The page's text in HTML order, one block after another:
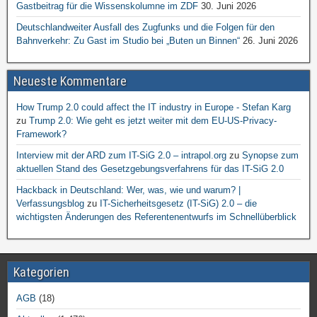
Gastbeitrag für die Wissenskolumne im ZDF 30. Juni 2026
Deutschlandweiter Ausfall des Zugfunks und die Folgen für den
Bahnverkehr: Zu Gast im Studio bei „Buten un Binnen“ 26. Juni 2026
Neueste Kommentare
How Trump 2.0 could affect the IT industry in Europe - Stefan Karg
zu Trump 2.0: Wie geht es jetzt weiter mit dem EU-US-Privacy-
Framework?
Interview mit der ARD zum IT-SiG 2.0 – intrapol.org zu Synopse zum
aktuellen Stand des Gesetzgebungsverfahrens für das IT-SiG 2.0
Hackback in Deutschland: Wer, was, wie und warum? |
Verfassungsblog zu IT-Sicherheitsgesetz (IT-SiG) 2.0 – die
wichtigsten Änderungen des Referentenentwurfs im Schnellüberblick
Kategorien
AGB (18)